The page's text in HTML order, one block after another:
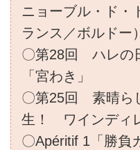
ニョーブル・ド・
ランス／ボルドー）
〇第28回 ハレの
「宮わき」
〇第25回 素晴ら
生！ ワインディ
〇Apéritif 1「勝